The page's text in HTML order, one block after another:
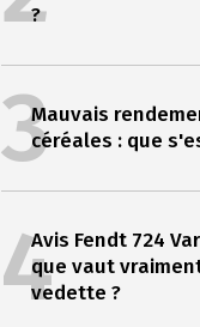
?
3Mauvais
céréales : que
4Avis Fendt 724
que vaut
vedette ?